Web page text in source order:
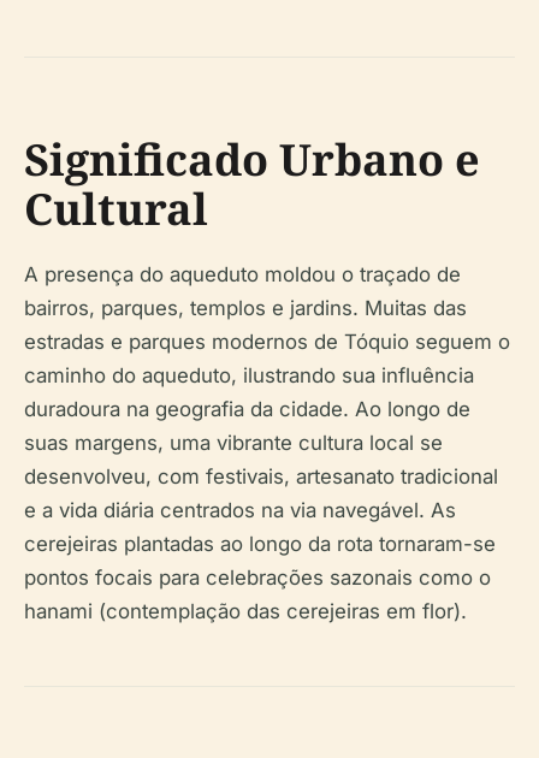
Significado Urbano e
Cultural
A presença do aqueduto moldou o traçado de
bairros, parques, templos e jardins. Muitas das
estradas e parques modernos de Tóquio seguem o
caminho do aqueduto, ilustrando sua influência
duradoura na geografia da cidade. Ao longo de
suas margens, uma vibrante cultura local se
desenvolveu, com festivais, artesanato tradicional
e a vida diária centrados na via navegável. As
cerejeiras plantadas ao longo da rota tornaram-se
pontos focais para celebrações sazonais como o
hanami (contemplação das cerejeiras em flor).